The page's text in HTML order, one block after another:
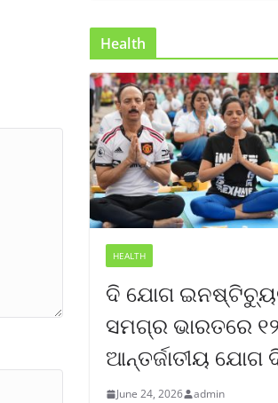
Health
HEALTH
ଦି ଯୋଗ
ସମଗ୍ର ଭାରତରେ
ଆନ୍ତର୍ଜାତୀୟ ଯୋଗ
June 24, 2026 admin